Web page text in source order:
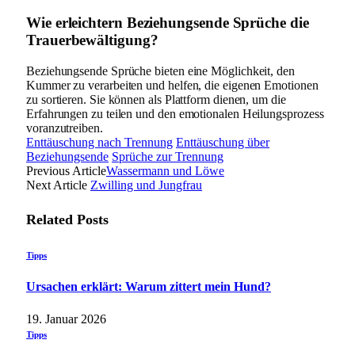
Wie erleichtern Beziehungsende Sprüche die
Trauerbewältigung?
Beziehungsende Sprüche bieten eine Möglichkeit, den
Kummer zu verarbeiten und helfen, die eigenen Emotionen
zu sortieren. Sie können als Plattform dienen, um die
Erfahrungen zu teilen und den emotionalen Heilungsprozess
voranzutreiben.
Enttäuschung nach Trennung Enttäuschung über
Beziehungsende Sprüche zur Trennung
Previous ArticleWassermann und Löwe
Next Article Zwilling und Jungfrau
Related Posts
Tipps
Ursachen erklärt: Warum zittert mein Hund?
19. Januar 2026
Tipps